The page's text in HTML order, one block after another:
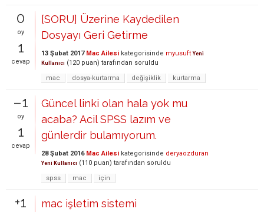
0
oy
1
cevap
[SORU] Üzerine Kaydedilen
Dosyayı Geri Getirme
13 Şubat 2017 Mac Ailesi kategorisinde myusuft Yeni
Kullanıcı (120 puan) tarafından soruldu
mac
dosya-kurtarma değişiklik kurtarma
–1
oy
1
cevap
Güncel linki olan hala yok mu
acaba? Acil SPSS lazım ve
günlerdir bulamıyorum.
28 Şubat 2016 Mac Ailesi kategorisinde deryaozduran
Yeni Kullanıcı (110 puan) tarafından soruldu
spss
mac için
+1
mac işletim sistemi